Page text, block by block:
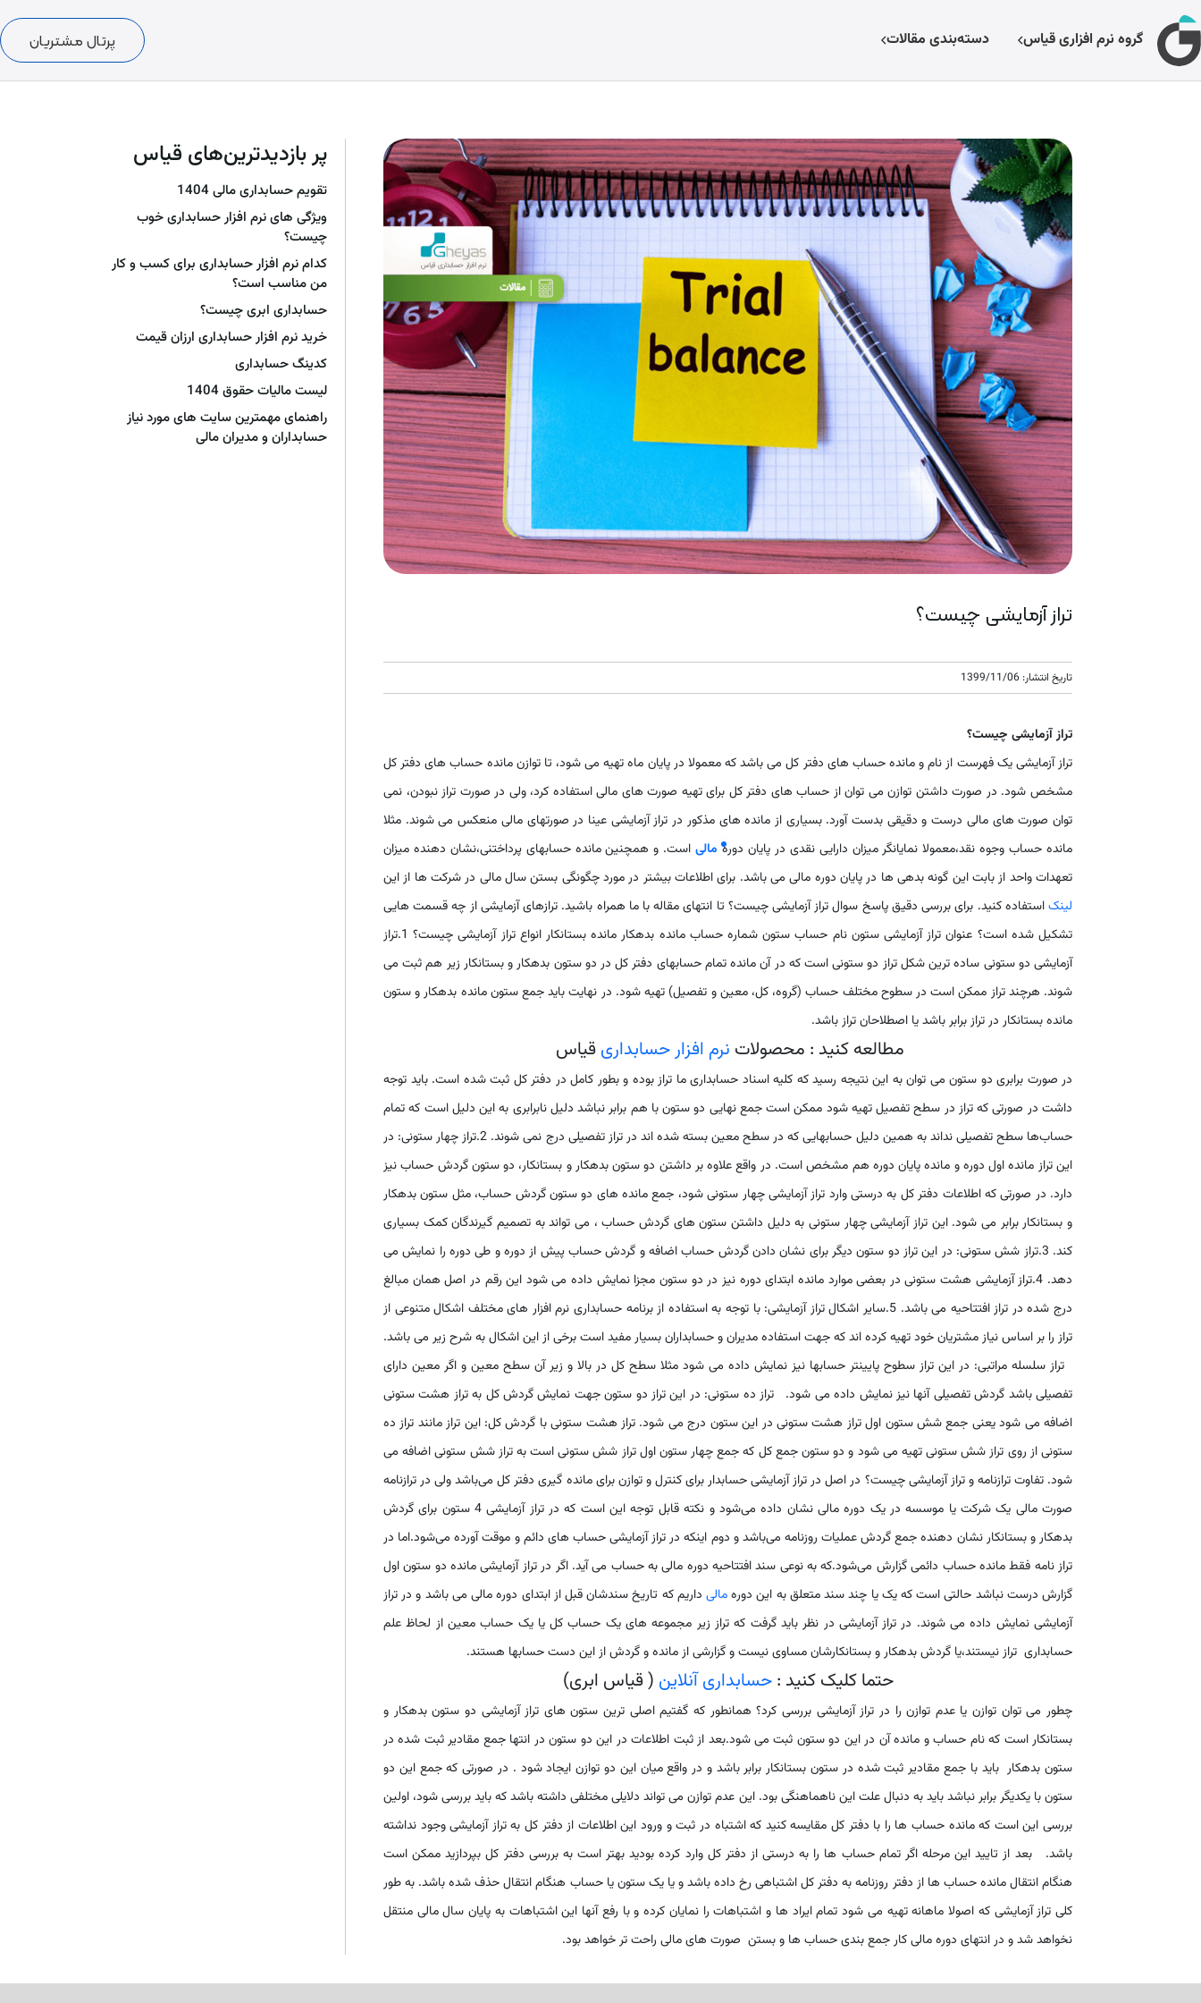
گروه نرم افزاری قیاس دسته‌بندی مقالات پرتال مشتریان
تراز آزمایشی چیست؟
تاریخ انتشار: 1399/11/06
تراز آزمایشی چیست؟
تراز آزمایشی یک فهرست از نام و مانده حساب های دفتر کل می باشد که معمولا در پایان ماه تهیه می شود، تا توازن مانده حساب های دفتر کل
مشخص شود. در صورت داشتن توازن می توان از حساب های دفتر کل برای تهیه صورت های مالی استفاده کرد، ولی در صورت تراز نبودن، نمی
توان صورت های مالی درست و دقیقی بدست آورد. بسیاری از مانده های مذکور در تراز آزمایشی عینا در صورتهای مالی منعکس می شوند. مثلا
مانده حساب وجوه نقد،معمولا نمایانگر میزان دارایی نقدی در پایان دوره مالی است. و همچنین مانده حسابهای پرداختنی،نشان دهنده میزان
تعهدات واحد از بابت این گونه بدهی ها در پایان دوره مالی می باشد. برای اطلاعات بیشتر در مورد چگونگی بستن سال مالی در شرکت ها از این
لینکاستفاده کنید. برای بررسی دقیق پاسخ سوال تراز آزمایشی چیست؟ تا انتهای مقاله با ما همراه باشید. ترازهای آزمایشی از چه قسمت هایی
تشکیل شده است؟ عنوان تراز آزمایشی ستون نام حساب ستون شماره حساب مانده بدهکار مانده بستانکار انواع تراز آزمایشی چیست؟ 1.تراز
آزمایشی دو ستونی ساده ترین شکل تراز دو ستونی است که در آن مانده تمام حسابهای دفتر کل در دو ستون بدهکار و بستانکار زیر هم ثبت می
شوند. هرچند تراز ممکن است در سطوح مختلف حساب (گروه، کل، معین و تفصیل) تهیه شود. در نهایت باید جمع ستون مانده بدهکار و ستون
مانده بستانکار در تراز برابر باشد یا اصطلاحان تراز باشد.
مطالعه کنید : محصولات نرم افزار حسابداریقیاس
در صورت برابری دو ستون می توان به این نتیجه رسید که کلیه اسناد حسابداری ما تراز بوده و بطور کامل در دفتر کل ثبت شده است. باید توجه
داشت در صورتی که تراز در سطح تفصیل تهیه شود ممکن است جمع نهایی دو ستون با هم برابر نباشد دلیل نابرابری به این دلیل است که تمام
حساب‌ها سطح تفصیلی نداند به همین دلیل حسابهایی که در سطح معین بسته شده اند در تراز تفصیلی درج نمی شوند. 2.تراز چهار ستونی: در
این تراز مانده اول دوره و مانده پایان دوره هم مشخص است. در واقع علاوه بر داشتن دو ستون بدهکار و بستانکار، دو ستون گردش حساب نیز
دارد. در صورتی که اطلاعات دفتر کل به درستی وارد تراز آزمایشی چهار ستونی شود، جمع مانده های دو ستون گردش حساب، مثل ستون بدهکار
و بستانکار برابر می شود. این تراز آزمایشی چهار ستونی به دلیل داشتن ستون های گردش حساب ، می تواند به تصمیم گیرندگان کمک بسیاری
کند. 3.تراز شش ستونی: در این تراز دو ستون دیگر برای نشان دادن گردش حساب اضافه و گردش حساب پیش از دوره و طی دوره را نمایش می
دهد. 4.تراز آزمایشی هشت ستونی در بعضی موارد مانده ابتدای دوره نیز در دو ستون مجزا نمایش داده می شود این رقم در اصل همان مبالغ
درج شده در تراز افتتاحیه می باشد. 5.سایر اشکال تراز آزمایشی: با توجه به استفاده از برنامه حسابداری نرم افزار های مختلف اشکال متنوعی از
تراز را بر اساس نیاز مشتریان خود تهیه کرده اند که جهت استفاده مدیران و حسابداران بسیار مفید است برخی از این اشکال به شرح زیر می باشد.
تراز سلسله مراتبی: در این تراز سطوح پایینتر حسابها نیز نمایش داده می شود مثلا سطح کل در بالا و زیر آن سطح معین و اگر معین دارای
تفصیلی باشد گردش تفصیلی آنها نیز نمایش داده می شود. تراز ده ستونی: در این تراز دو ستون جهت نمایش گردش کل به تراز هشت ستونی
اضافه می شود یعنی جمع شش ستون اول تراز هشت ستونی در این ستون درج می شود. تراز هشت ستونی با گردش کل: این تراز مانند تراز ده
ستونی از روی تراز شش ستونی تهیه می شود و دو ستون جمع کل که جمع چهار ستون اول تراز شش ستونی است به تراز شش ستونی اضافه می
شود. تفاوت ترازنامه و تراز آزمایشی چیست؟ در اصل در تراز آزمایشی حسابدار برای کنترل و توازن برای مانده گیری دفتر کل می‌باشد ولی در ترازنامه
صورت مالی یک شرکت یا موسسه در یک دوره مالی نشان داده می‌شود و نکته قابل توجه این است که در تراز آزمایشی 4 ستون برای گردش
بدهکار و بستانکار نشان دهنده جمع گردش عملیات روزنامه می‌باشد و دوم اینکه در تراز آزمایشی حساب های دائم و موقت آورده می‌شود.اما در
تراز نامه فقط مانده حساب دائمی گزارش می‌شود.که به نوعی سند افتتاحیه دوره مالی به حساب می آید. اگر در تراز آزمایشی مانده دو ستون اول
گزارش درست نباشد حالتی است که یک یا چند سند متعلق به این دورهمالی داریم که تاریخ سندشان قبل از ابتدای دوره مالی می باشد و در تراز
آزمایشی نمایش داده می شوند. در تراز آزمایشی در نظر باید گرفت که تراز زیر مجموعه های یک حساب کل یا یک حساب معین از لحاظ علم
حسابداری تراز نیستند،یا گردش بدهکار و بستانکارشان مساوی نیست و گزارشی از مانده و گردش از این دست حسابها هستند.
حتما کلیک کنید :حسابداری آنلاین ( قیاس ابری)
چطور می توان توازن یا عدم توازن را در تراز آزمایشی بررسی کرد؟ همانطور که گفتیم اصلی ترین ستون های تراز آزمایشی دو ستون بدهکار و
بستانکار است که نام حساب و مانده آن در این دو ستون ثبت می شود.بعد از ثبت اطلاعات در این دو ستون در انتها جمع مقادیر ثبت شده در
ستون بدهکار باید با جمع مقادیر ثبت شده در ستون بستانکار برابر باشد و در واقع میان این دو توازن ایجاد شود . در صورتی که جمع این دو
ستون با یکدیگر برابر نباشد باید به دنبال علت این ناهماهنگی بود. این عدم توازن می تواند دلایلی مختلفی داشته باشد که باید بررسی شود، اولین
بررسی این است که مانده حساب ها را با دفتر کل مقایسه کنید که اشتباه در ثبت و ورود این اطلاعات از دفتر کل به تراز آزمایشی وجود نداشته
باشد. بعد از تایید این مرحله اگر تمام حساب ها را به درستی از دفتر کل وارد کرده بودید بهتر است به بررسی دفتر کل بپردازید ممکن است
هنگام انتقال مانده حساب ها از دفتر روزنامه به دفتر کل اشتباهی رخ داده باشد و یا یک ستون یا حساب هنگام انتقال حذف شده باشد. به طور
کلی تراز آزمایشی که اصولا ماهانه تهیه می شود تمام ایراد ها و اشتباهات را نمایان کرده و با رفع آنها این اشتباهات به پایان سال مالی منتقل
نخواهد شد و در انتهای دوره مالی کار جمع بندی حساب ها و بستن صورت های مالی راحت تر خواهد بود.
پر بازدیدترین‌های قیاس
تقویم حسابداری مالی 1404
ویژگی های نرم افزار حسابداری خوب
چیست؟
کدام نرم افزار حسابداری برای کسب و کار
من مناسب است؟
حسابداری ابری چیست؟
خرید نرم افزار حسابداری ارزان قیمت
کدینگ حسابداری
لیست مالیات حقوق 1404
راهنمای مهمترین سایت های مورد نیاز
حسابداران و مدیران مالی